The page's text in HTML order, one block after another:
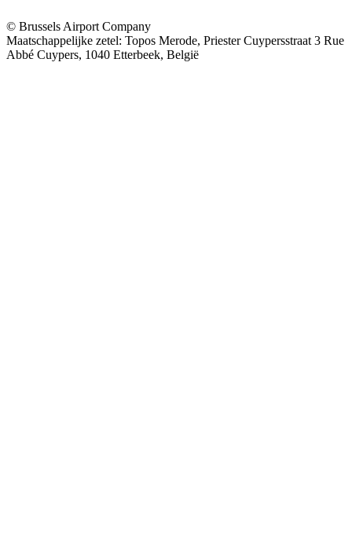
© Brussels Airport Company
Maatschappelijke zetel: Topos Merode, Priester Cuypersstraat 3 Rue
Abbé Cuypers, 1040 Etterbeek, België